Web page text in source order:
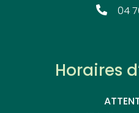
04
Horaires